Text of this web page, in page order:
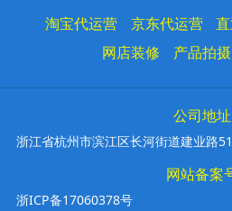
淘宝代运营 京东代运营
网店装修
产品拍摄
公司地址
浙江省杭州市滨江区长河街道建业路
网站备案
浙ICP备17060378号